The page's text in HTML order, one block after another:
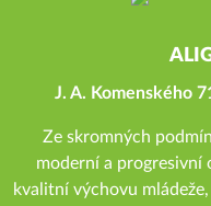
J. A. Komenského
Ze skromných
moderní a progresivní
kvalitní výchovu